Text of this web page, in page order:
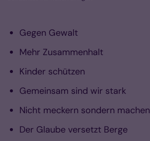
Gegen Gewalt
Mehr Zusammenhalt
Kinder schützen
Gemeinsam sind wir stark
Nicht meckern sondern machen
Der Glaube versetzt Berge